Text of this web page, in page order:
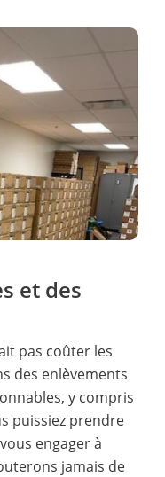
et des
pas coûter les
des enlèvements
y compris
puissiez prendre
engager à
jamais de